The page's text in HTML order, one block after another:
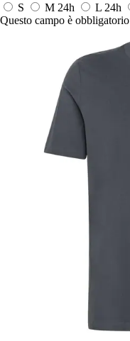
S
M 24h L 24h
Questo campo è obbligatorio